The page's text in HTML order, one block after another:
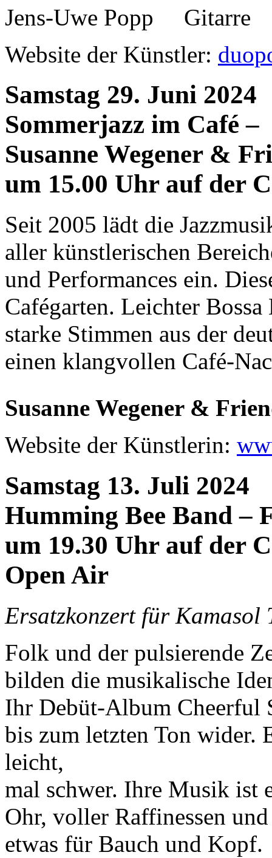
Jens-Uwe Popp Gitarre
Website der Künstler:
Samstag 29. Juni 2024
Sommerjazz im Café –
Susanne Wegener &
um 15.00 Uhr auf der
Seit 2005 lädt die
aller künstlerischen
und Performances ein.
Cafégarten. Leichter
starke Stimmen aus der
einen klangvollen Café-
Susanne Wegener &
Website der Künstlerin:
Samstag 13. Juli 2024
Humming Bee Band –
um 19.30 Uhr auf der
Open Air
Ersatzkonzert für Kamasol
Folk und der pulsierende
bilden die musikalische
Ihr Debüt-Album Cheerful
bis zum letzten Ton wider.
leicht,
mal schwer. Ihre Musik ist
Ohr, voller Raffinessen
etwas für Bauch und Kopf.